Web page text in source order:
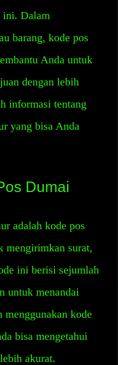
ini. Dalam
barang, kode pos
Anda untuk
dengan lebih
informasi tentang
yang bisa Anda
Dumai
adalah kode pos
mengirimkan surat,
ini berisi sejumlah
untuk menandai
kode
bisa mengetahui
akurat.